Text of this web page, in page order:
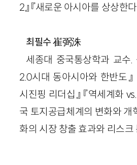
2』 『새로운 아시아를 상상한
최필수崔弼洙
세종대 중국통상학과 교수.
2.0시대 동아시아와 한반도』
시진핑 리더십』 『역세계화
국 토지공급체계의 변화와 개
화의 시장 창출 효과와 리스크